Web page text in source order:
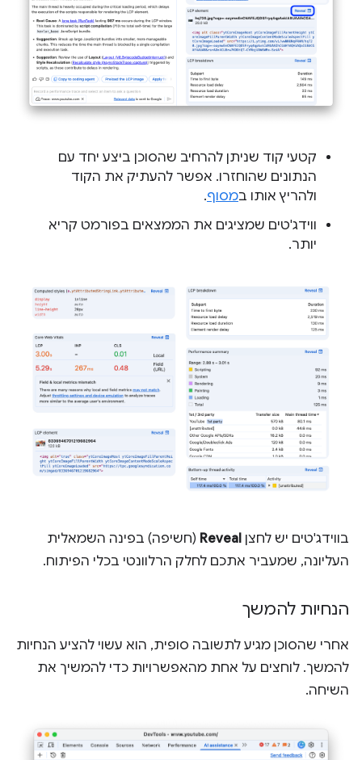
קטעי קוד שניתן להרחיב שהסוכן ביצע יחד עם
הנתונים שהוחזרו. אפשר להעתיק את הקוד
ולהריץ אותו במסוף.
ווידג'טים שמציגים את הממצאים בפורמט קריא
יותר.
בווידג'טים יש לחצן Reveal (חשיפה) בפינה השמאלית
העליונה, שמעביר אתכם לחלק הרלוונטי בכלי הפיתוח.
הנחיות להמשך
אחרי שהסוכן מגיע לתשובה סופית, הוא עשוי להציע הנחיות
להמשך. לוחצים על אחת מהאפשרויות כדי להמשיך את
השיחה.